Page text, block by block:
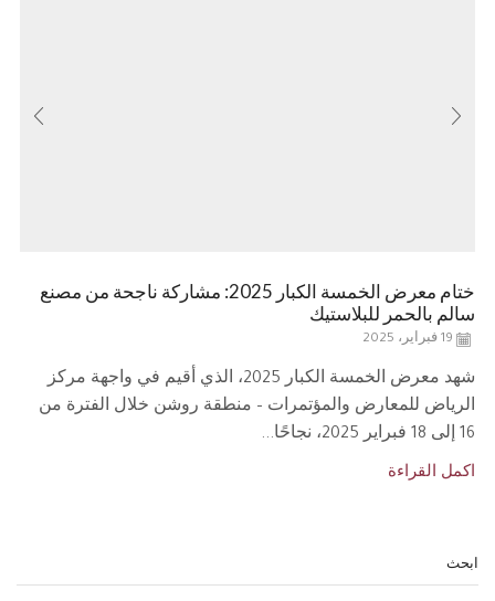
ختام معرض الخمسة الكبار 2025: مشاركة ناجحة من مصنع
سالم بالحمر للبلاستيك
شهد معرض الخمسة الكبار 2025، الذي أقيم في واجهة مركز
الرياض للمعارض والمؤتمرات – منطقة روشن خلال الفترة من
16 إلى 18 فبراير 2025، نجاحًا...
اكمل القراءة
ابحث